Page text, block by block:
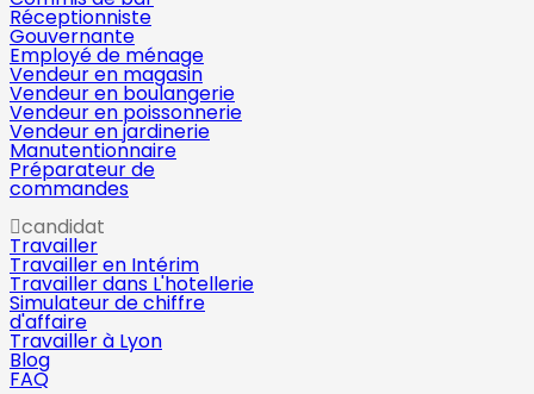
Réceptionniste
Gouvernante
Employé de ménage
Vendeur en magasin
Vendeur en boulangerie
Vendeur en poissonnerie
Vendeur en jardinerie
Manutentionnaire
Préparateur de
commandes
candidat
Travailler
Travailler en Intérim
Travailler dans L'hotellerie
Simulateur de chiffre
d'affaire
Travailler à Lyon
Blog
FAQ